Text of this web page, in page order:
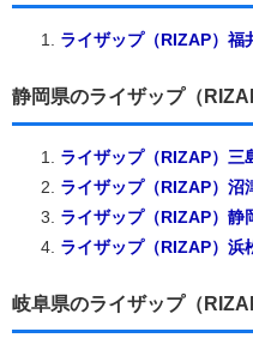
ライザップ（RIZAP）福
静岡県のライザップ（
ライザップ（RIZAP）三
ライザップ（RIZAP）沼
ライザップ（RIZAP）静
ライザップ（RIZAP）浜
岐阜県のライザップ（